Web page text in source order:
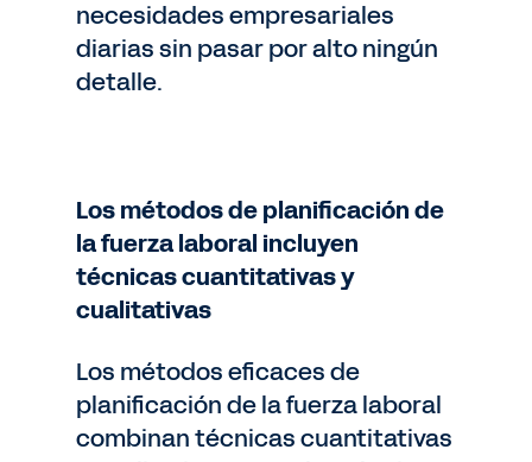
necesidades empresariales
diarias sin pasar por alto ningún
detalle.
Los métodos de planificación de
la fuerza laboral incluyen
técnicas cuantitativas y
cualitativas
Los métodos eficaces de
planificación de la fuerza laboral
combinan técnicas cuantitativas